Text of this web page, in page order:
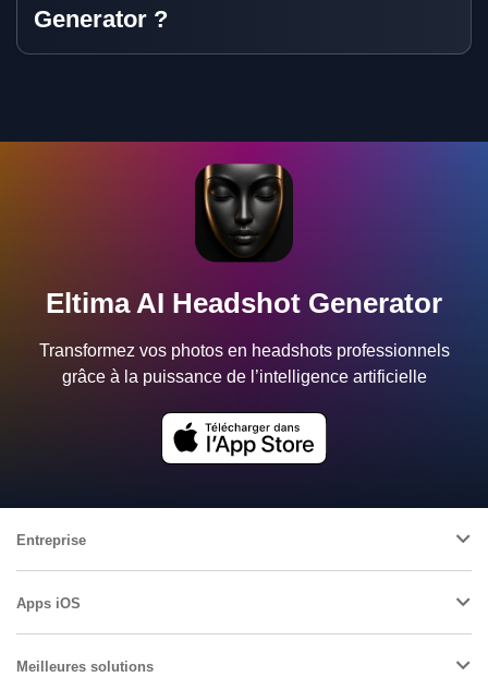
Generator ?
Eltima AI Headshot Generator
Transformez vos photos en headshots professionnels
grâce à la puissance de l’intelligence artificielle
Entreprise
Apps iOS
Meilleures solutions